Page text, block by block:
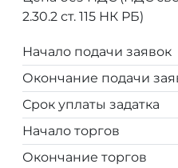
2.30.2 ст. 115 НК РБ)
Начало подачи заявок
Окончание подачи
Срок уплаты задатка
Начало торгов
Окончание торгов